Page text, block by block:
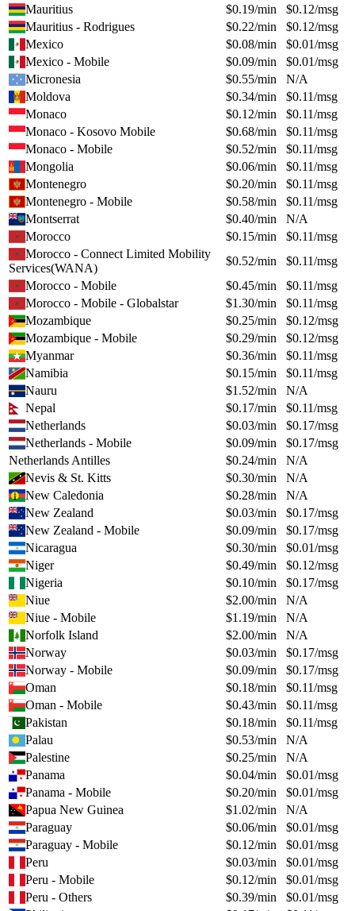
Mauritius
$0.19/min $0.12/msg
Mauritius - Rodrigues
$0.22/min $0.12/msg
Mexico
$0.08/min $0.01/msg
Mexico - Mobile
$0.09/min $0.01/msg
Micronesia
$0.55/min
N/A
Moldova
$0.34/min $0.11/msg
Monaco
$0.12/min $0.11/msg
Monaco - Kosovo Mobile
$0.68/min $0.11/msg
Monaco - Mobile
$0.52/min $0.11/msg
Mongolia
$0.06/min $0.11/msg
Montenegro
$0.20/min $0.11/msg
Montenegro - Mobile
$0.58/min $0.11/msg
Montserrat
$0.40/min
N/A
Morocco
$0.15/min $0.11/msg
Morocco - Connect Limited Mobility
Services(WANA)
$0.52/min $0.11/msg
Morocco - Mobile
$0.45/min $0.11/msg
Morocco - Mobile - Globalstar
$1.30/min $0.11/msg
Mozambique
$0.25/min $0.12/msg
Mozambique - Mobile
$0.29/min $0.12/msg
Myanmar
$0.36/min $0.11/msg
Namibia
$0.15/min $0.11/msg
Nauru
$1.52/min
N/A
Nepal
$0.17/min $0.11/msg
Netherlands
$0.03/min $0.17/msg
Netherlands - Mobile
$0.09/min $0.17/msg
Netherlands Antilles
$0.24/min
N/A
Nevis & St. Kitts
$0.30/min
N/A
New Caledonia
$0.28/min
N/A
New Zealand
$0.03/min $0.17/msg
New Zealand - Mobile
$0.09/min $0.17/msg
Nicaragua
$0.30/min $0.01/msg
Niger
$0.49/min $0.12/msg
Nigeria
$0.10/min $0.17/msg
Niue
$2.00/min
N/A
Niue - Mobile
$1.19/min
N/A
Norfolk Island
$2.00/min
N/A
Norway
$0.03/min $0.17/msg
Norway - Mobile
$0.09/min $0.17/msg
Oman
$0.18/min $0.11/msg
Oman - Mobile
$0.43/min $0.11/msg
Pakistan
$0.18/min $0.11/msg
Palau
$0.53/min
N/A
Palestine
$0.25/min
N/A
Panama
$0.04/min $0.01/msg
Panama - Mobile
$0.20/min $0.01/msg
Papua New Guinea
$1.02/min
N/A
Paraguay
$0.06/min $0.01/msg
Paraguay - Mobile
$0.12/min $0.01/msg
Peru
$0.03/min $0.01/msg
Peru - Mobile
$0.12/min $0.01/msg
Peru - Others
$0.39/min $0.01/msg